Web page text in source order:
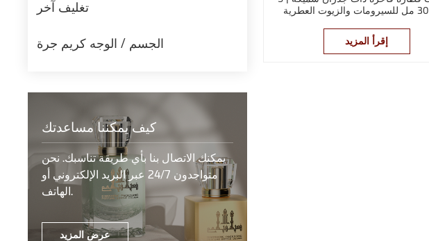
تغليف آخر
الجسم / الوجه كريم جرة
كيف يمكننا مساعدتك
يمكنك الاتصال بنا بأي طريقة تناسبك. نحن
متواجدون 24/7 عبر البريد الإلكتروني أو
الهاتف.
عرض المزيد
مل - 30 مل للسيرومات والزيوت العطرية
إقرأ المزيد